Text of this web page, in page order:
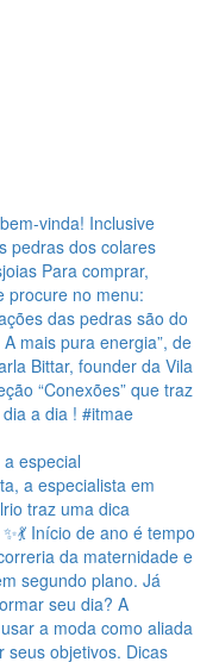
especial